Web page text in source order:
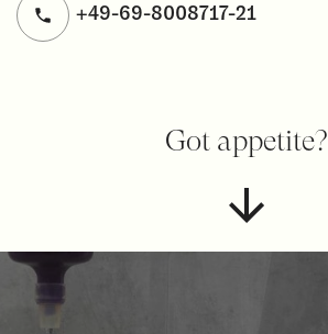
+49-69-8008717-21
Got appetite?